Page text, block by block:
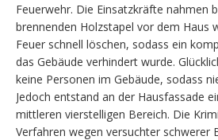
Feuerwehr. Die Einsatzkräfte nahmen
brennenden Holzstapel vor dem Haus
Feuer schnell löschen, sodass ein
das Gebäude verhindert wurde.
keine Personen im Gebäude, sodass
Jedoch entstand an der Hausfassade
mittleren vierstelligen Bereich. Die
Verfahren wegen versuchter schwerer